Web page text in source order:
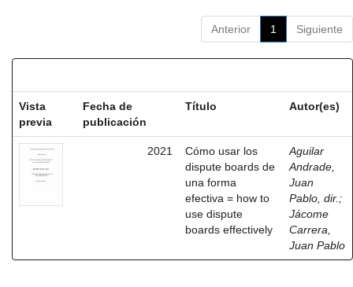
Anterior 1 Siguiente
Vista
previa
Fecha de
publicación
Título Autor(es)
2021
Cómo usar los
dispute boards de
una forma
efectiva = how to
use dispute
boards effectively
Aguilar
Andrade,
Juan
Pablo, dir. ;
Jácome
Carrera,
Juan Pablo